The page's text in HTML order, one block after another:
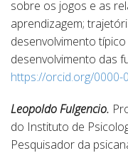
sobre os jogos e as
aprendizagem;
desenvolvimento
desenvolvimento das
https://orcid.org/0000-
Leopoldo Fulgencio.
do Instituto de
Pesquisador da